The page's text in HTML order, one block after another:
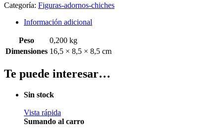
Categoría: Figuras-adornos-chiches
Información adicional
Peso
0,200 kg
Dimensiones 16,5 × 8,5 × 8,5 cm
Te puede interesar…
Sin stock
Vista rápida
Sumando al carro